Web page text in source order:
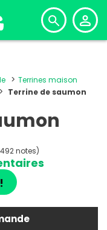
Terrines maison
Terrine de saumon
notes)